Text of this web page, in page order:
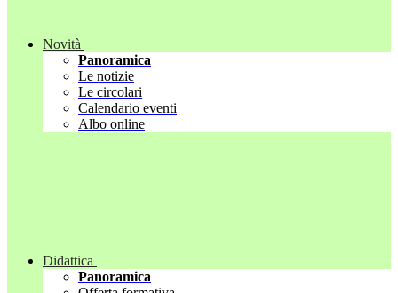
Novità
Panoramica
Le notizie
Le circolari
Calendario eventi
Albo online
Didattica
Panoramica